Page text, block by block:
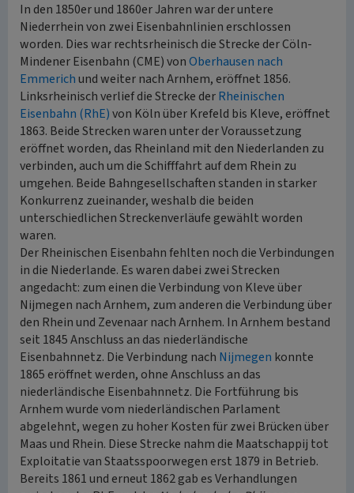
In den 1850er und 1860er Jahren war der untere
Niederrhein von zwei Eisenbahnlinien erschlossen
worden. Dies war rechtsrheinisch die Strecke der Cöln-
Mindener Eisenbahn (CME) vonOberhausen nach
Emmerichund weiter nach Arnhem, eröffnet 1856.
Linksrheinisch verlief die Strecke derRheinischen
Eisenbahn (RhE)von Köln über Krefeld bis Kleve, eröffnet
1863. Beide Strecken waren unter der Voraussetzung
eröffnet worden, das Rheinland mit den Niederlanden zu
verbinden, auch um die Schifffahrt auf dem Rhein zu
umgehen. Beide Bahngesellschaften standen in starker
Konkurrenz zueinander, weshalb die beiden
unterschiedlichen Streckenverläufe gewählt worden
waren.
Der Rheinischen Eisenbahn fehlten noch die Verbindungen
in die Niederlande. Es waren dabei zwei Strecken
angedacht: zum einen die Verbindung von Kleve über
Nijmegen nach Arnhem, zum anderen die Verbindung über
den Rhein und Zevenaar nach Arnhem. In Arnhem bestand
seit 1845 Anschluss an das niederländische
Eisenbahnnetz. Die Verbindung nach Nijmegen konnte
1865 eröffnet werden, ohne Anschluss an das
niederländische Eisenbahnnetz. Die Fortführung bis
Arnhem wurde vom niederländischen Parlament
abgelehnt, wegen zu hoher Kosten für zwei Brücken über
Maas und Rhein. Diese Strecke nahm die Maatschappij tot
Exploitatie van Staatsspoorwegen erst 1879 in Betrieb.
Bereits 1861 und erneut 1862 gab es Verhandlungen